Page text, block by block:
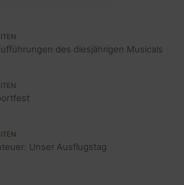
des diesjährigen Musicals
Unser Ausflugstag